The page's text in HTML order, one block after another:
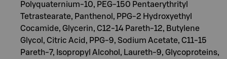
Polyquaternium-10, PEG-150 Pentaerythrityl
Tetrastearate, Panthenol, PPG-2 Hydroxyethyl
Cocamide, Glycerin, C12-14 Pareth-12, Butylene
Glycol, Citric Acid, PPG-9, Sodium Acetate, C11-15
Pareth-7, Isopropyl Alcohol, Laureth-9, Glycoproteins,